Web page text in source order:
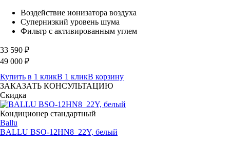
Воздействие ионизатора воздуха
Супернизкий уровень шума
Фильтр с активированным углем
33 590 ₽
49 000 ₽
Купить в 1 кликВ 1 кликВ корзину
ЗАКАЗАТЬ КОНСУЛЬТАЦИЮ
Скидка
Кондиционер стандартный
Ballu
BALLU BSO-12HN8_22Y, белый